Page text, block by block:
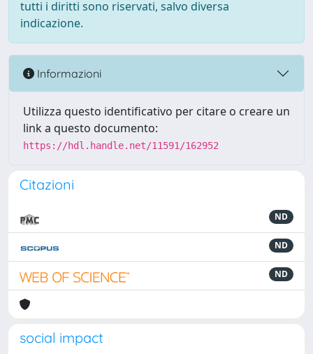
tutti i diritti sono riservati, salvo diversa
indicazione.
Informazioni
Utilizza questo identificativo per citare o creare un
link a questo documento:
https://hdl.handle.net/11591/162952
Citazioni
ND
ND
ND
social impact